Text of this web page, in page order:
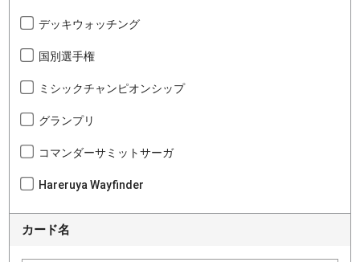
デッキウォッチング
国別選手権
ミシックチャンピオンシップ
グランプリ
コマンダーサミットサーガ
Hareruya Wayfinder
カード名